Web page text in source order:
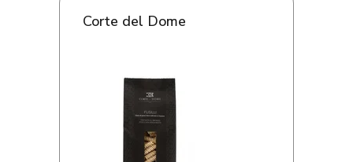
Corte del Dome